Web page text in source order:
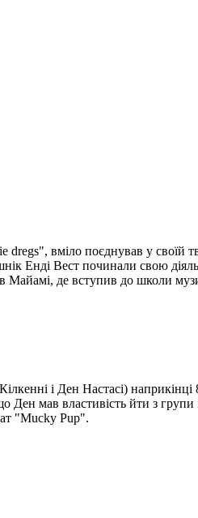
вміло поєднував у своїй
Енді Вест починали свою
в Майамі, де вступив до школи
і Ден Настасі)
Ден мав властивість йти з
"Mucky Pup".